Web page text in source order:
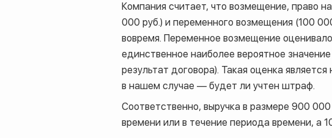
Компания считает, что возмещение, право
000 руб.) и переменного возмещения (100
вовремя. Переменное возмещение
единственное наиболее вероятное
результат договора). Такая оценка
в нашем случае — будет ли учтен штраф.
Соответственно, выручка в размере 900
времени или в течение периода времени, а